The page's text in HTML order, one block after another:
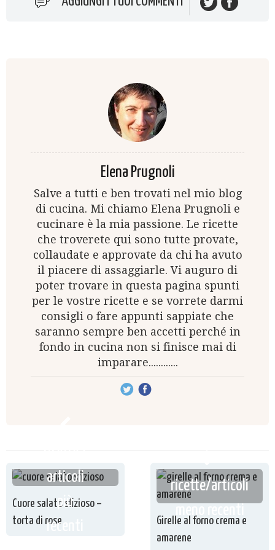
Elena Prugnoli
Salve a tutti e ben trovati nel mio blog
di cucina. Mi chiamo Elena Prugnoli e
cucinare è la mia passione. Le ricette
che troverete qui sono tutte provate,
collaudate e approvate da chi ha avuto
il piacere di assaggiarle. Vi auguro di
poter trovare in questa pagina spunti
per le vostre ricette e se vorrete darmi
consigli o fare appunti sappiate che
saranno sempre ben accetti perché in
fondo in cucina non si finisce mai di
imparare............
ricette /
articoli
più
recenti
Cuore salato sfizioso –
torta di rose
ricette/articoli
Girelle al forno crema e
amarene